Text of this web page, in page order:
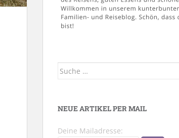
Suche
NEUE ARTIKEL PER MAIL
Deine Mailadresse: